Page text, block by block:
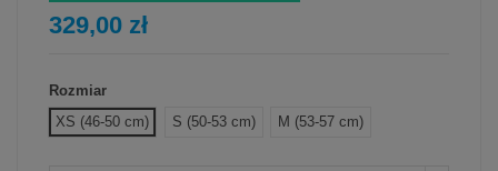
329,00 zł
Rozmiar
XS (46-50 cm)
S (50-53 cm) M (53-57 cm)